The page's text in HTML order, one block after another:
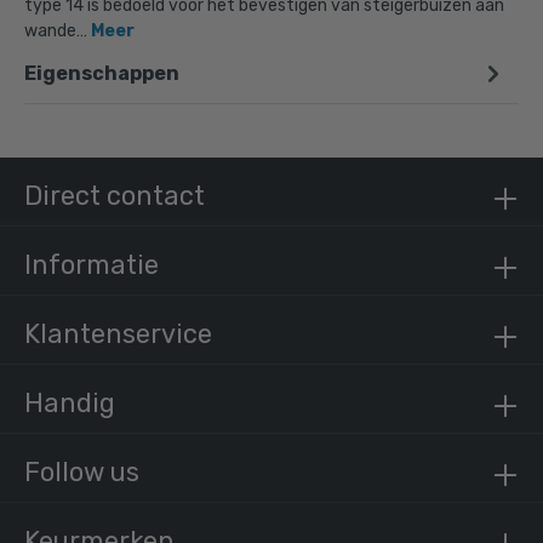
type 14 is bedoeld voor het bevestigen van steigerbuizen aan
wande… Meer
Eigenschappen
€ 9,62 incl. BTW/ per meter
Follow us
Direct contact
Informatie
Klantenservice
Handig